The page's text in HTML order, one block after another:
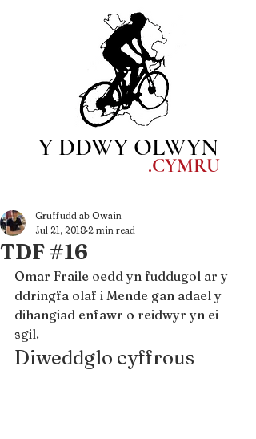
Y DDWY OLWYN
.CYMRU
TDF #16
Gruffudd ab Owain
Jul 21, 2018 2 min read
Omar Fraile oedd yn fuddugol ar y
ddringfa olaf i Mende gan adael y
dihangiad enfawr o reidwyr yn ei
sgil.
Diweddglo cyffrous